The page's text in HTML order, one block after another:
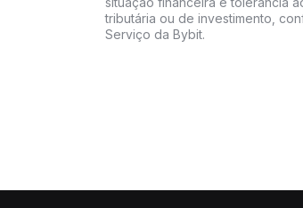
tributária ou de investimento,
Serviço da Bybit.